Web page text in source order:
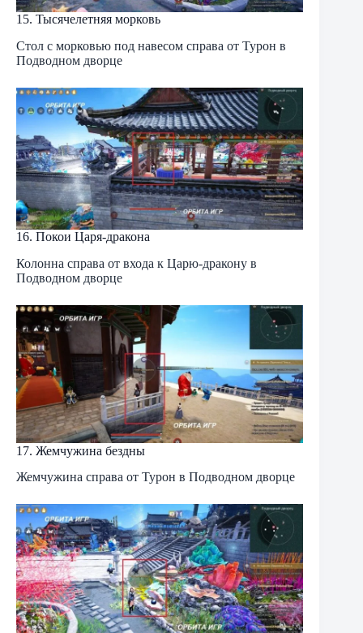
15. Тысячелетняя морковь
Стол с морковью под навесом справа от Турон в
Подводном дворце
16. Покои Царя-дракона
Колонна справа от входа к Царю-дракону в
Подводном дворце
17. Жемчужина бездны
Жемчужина справа от Турон в Подводном дворце